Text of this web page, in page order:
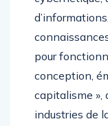
pour
conception,
capitalisme »,
industries de